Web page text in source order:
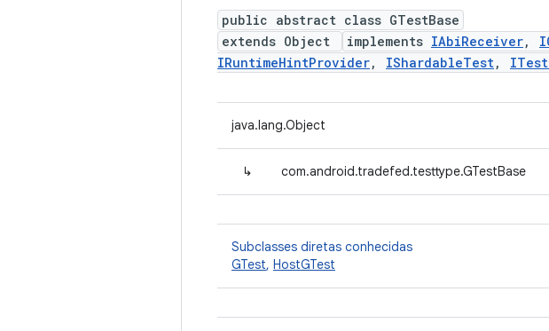
public abstract class GTestBase
extends Object
implements IAbiReceiver,
IRuntimeHintProvider, IShardableTest,
java.lang.Object
↳ com.android.tradefed.testtype.GTestBase
Subclasses diretas conhecidas
GTest, HostGTest